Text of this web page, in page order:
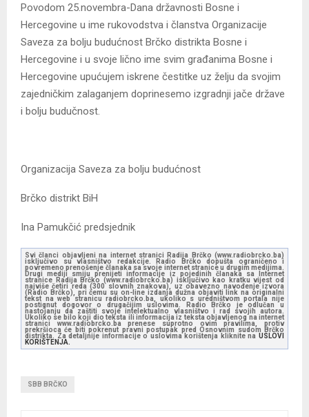
Povodom 25.novembra-Dana državnosti Bosne i
Hercegovine u ime rukovodstva i članstva Organizacije
Saveza za bolju budućnost Brčko distrikta Bosne i
Hercegovine i u svoje lično ime svim građanima Bosne i
Hercegovine upućujem iskrene čestitke uz želju da svojim
zajedničkim zalaganjem doprinesemo izgradnji jače države
i bolju budučnost.
Organizacija Saveza za bolju budućnost
Brčko distrikt BiH
Ina Pamukčić predsjednik
Svi članci objavljeni na internet stranici Radija Brčko (www.radiobrcko.ba)
isključivo su vlasništvo redakcije. Radio Brčko dopušta ograničeno i
povremeno prenošenje članaka sa svoje internet stranice u drugim medijima.
Drugi mediji smiju prenijeti informacije iz pojedinih članaka sa Internet
stranice Radija Brčko (www.radiobrcko.ba) isključivo kao kratku vijest od
najviše četiri reda (300 slovnih znakova), uz obavezno navođenje izvora
(Radio Brčko), pri čemu su on-line izdanja dužna objaviti link na originalni
tekst na web stranicu radiobrcko.ba, ukoliko s uredništvom portala nije
postignut dogovor o drugačijim uslovima. Radio Brčko je odlučan u
nastojanju da zaštiti svoje intelektualno vlasništvo i rad svojih autora.
Ukoliko se bilo koji dio teksta ili informacija iz teksta objavljenog na internet
stranici www.radiobrcko.ba prenese suprotno ovim pravilima, protiv
prekršioca će biti pokrenut pravni postupak pred Osnovnim sudom Brčko
distrikta. Za detaljnije informacije o uslovima korištenja kliknite na USLOVI
KORIŠTENJA.
SBB BRČKO